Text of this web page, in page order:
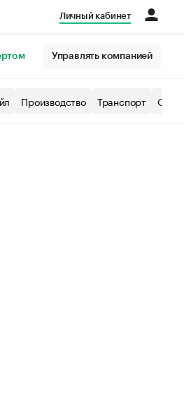
Личный кабинет
Управлять компанией
Производство Транспорт